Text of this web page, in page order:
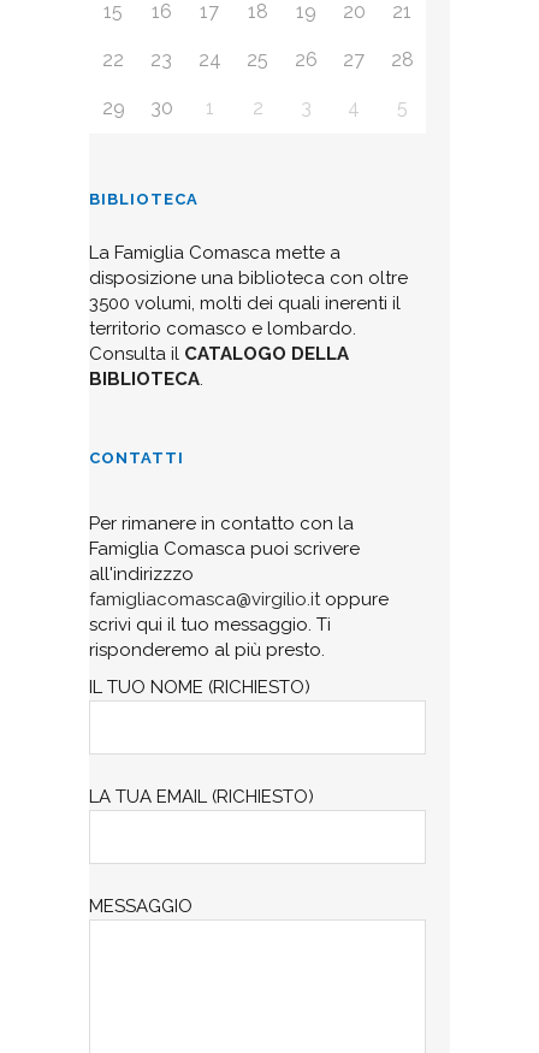
15 16 17 18 19 20 21
22 23 24 25 26 27 28
29 30 1 2 3 4 5
BIBLIOTECA
La Famiglia Comasca mette a
disposizione una biblioteca con oltre
3500 volumi, molti dei quali inerenti il
territorio comasco e lombardo.
Consulta il CATALOGO DELLA
BIBLIOTECA.
CONTATTI
Per rimanere in contatto con la
Famiglia Comasca puoi scrivere
all'indirizzzo
famigliacomasca@virgilio.itoppure
scrivi qui il tuo messaggio. Ti
risponderemo al più presto.
IL TUO NOME (RICHIESTO)
LA TUA EMAIL (RICHIESTO)
MESSAGGIO